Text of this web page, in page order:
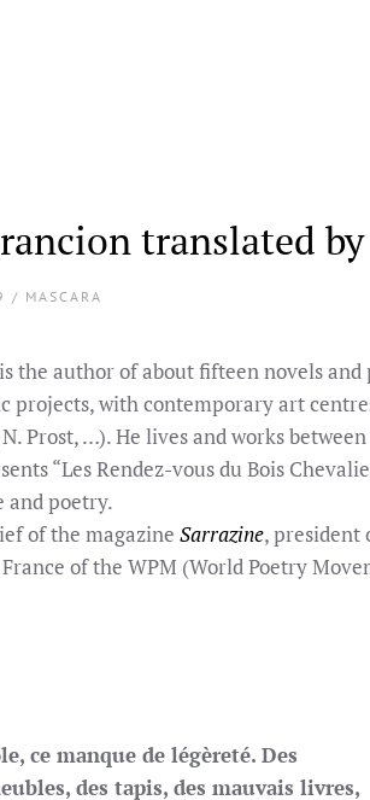
translated
/ MASCARA
the author of about fifteen novels
projects, with contemporary art
Prost, …). He lives and works
“Les Rendez-vous du Bois
and poetry.
of the magazine Sarrazine, president
of the WPM (World Poetry
ce manque de légèreté. Des
des tapis, des mauvais livres,